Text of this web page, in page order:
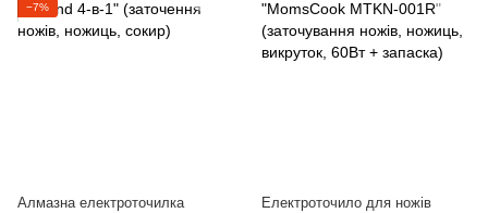
−7%
Алмазна електроточилка
Електроточило для ножів